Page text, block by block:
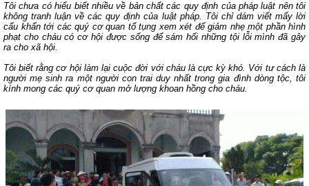
Tôi chưa có hiểu biết nhiều về bản chất các quy định của pháp luật nên tôi
không tranh luận về các quy định của luật pháp. Tôi chỉ dám viết mấy lời
cẩu khẩn tới các quý cơ quan tố tụng xem xét để giảm nhẹ một phần hình
phạt cho cháu có cơ hội được sống để sám hối những tội lỗi mình đã gây
ra cho xã hội.
Tôi biết rằng cơ hội làm lại cuộc đời với cháu là cực kỳ khó. Với tư cách là
người mẹ sinh ra một người con trai duy nhất trong gia đình dòng tộc, tôi
kính mong các quý cơ quan mở lượng khoan hồng cho cháu.